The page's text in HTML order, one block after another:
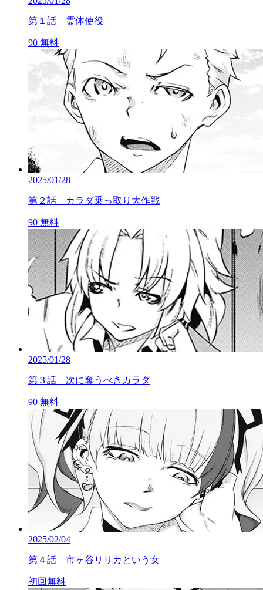
第１話 霊体使役
90 無料
2025/01/28
第２話 カラダ乗っ取り大作戦
90 無料
2025/01/28
第３話 次に奪うべきカラダ
90 無料
2025/02/04
第４話 市ヶ谷リリカという女
初回無料